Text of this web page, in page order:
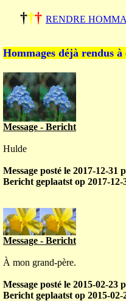
††† RENDRE
Hommages déjà rendus
Message - Bericht
Hulde
Message posté le 2017-12-
Bericht geplaatst op 2017-
Message - Bericht
À mon grand-père.
Message posté le 2015-02-
Bericht geplaatst op 2015-